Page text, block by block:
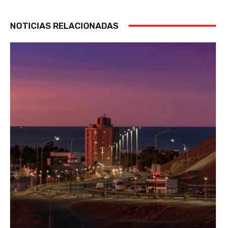
NOTICIAS RELACIONADAS